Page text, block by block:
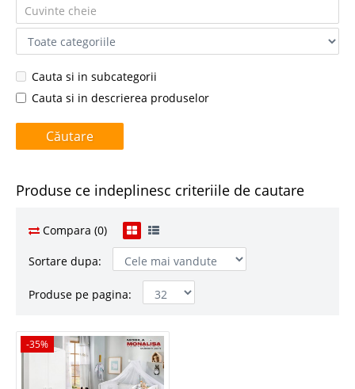
Cauta si in subcategorii
Cauta si in descrierea produselor
Produse ce indeplinesc criteriile de cautare
Compara (0)
Sortare dupa:
Produse pe pagina:
-35%
-35%